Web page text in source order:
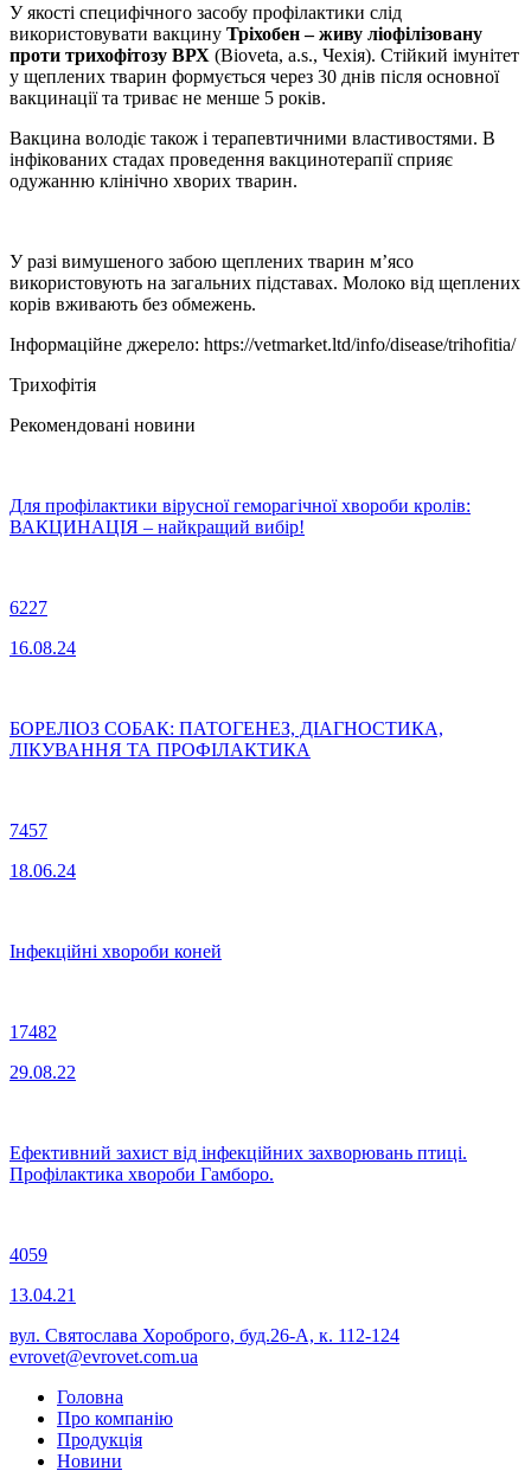
У якості специфічного засобу профілактики слід
використовувати вакцину Тріхобен– живу ліофілізовану
проти трихофітозу ВРХ (Bioveta, a.s., Чехія). Стійкий імунітет
у щеплених тварин формується через 30 днів після основної
вакцинації та триває не менше 5 років.
Вакцина володіє також і терапевтичними властивостями. В
інфікованих стадах проведення вакцинотерапії сприяє
одужанню клінічно хворих тварин.
У разі вимушеного забою щеплених тварин м’ясо
використовують на загальних підставах. Молоко від щеплених
корів вживають без обмежень.
Інформаційне джерело: https://vetmarket.ltd/info/disease/trihofitia/
Трихофітія
Рекомендовані новини
Для профілактики вірусної геморагічної хвороби кролів:
ВАКЦИНАЦІЯ – найкращий вибір!
6227
16.08.24
БОРЕЛІОЗ СОБАК: ПАТОГЕНЕЗ, ДІАГНОСТИКА,
ЛІКУВАННЯ ТА ПРОФІЛАКТИКА
7457
18.06.24
Інфекційні хвороби коней
17482
29.08.22
Ефективний захист від інфекційних захворювань птиці.
Профілактика хвороби Гамборо.
4059
13.04.21
вул. Святослава Хороброго, буд.26-А, к. 112-124
evrovet@evrovet.com.ua
Головна
Про компанію
Продукція
Новини